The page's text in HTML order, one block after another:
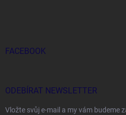
FACEBOOK
ODEBÍRAT NEWSLETTER
Vložte svůj e-mail a my vám budeme